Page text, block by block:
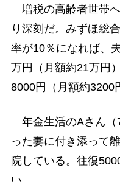
増税の高齢者世帯
り深刻だ。みずほ総
率が10％になれば、
万円（月額約21万円
8000円（月額約3200
年金生活のAさん（
った妻に付き添って
院している。往復